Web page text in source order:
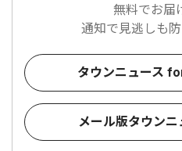
無料でお届
通知で見逃しも
タウンニュース
メール版タウン